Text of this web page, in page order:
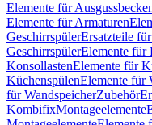
Elemente für
Elemente für Armaturen
GeschirrspülerErsatzteile
GeschirrspülerElemente für
KonsollastenElemente für
KüchenspülenElemente für
für WandspeicherZubehör
KombifixMontageelemente